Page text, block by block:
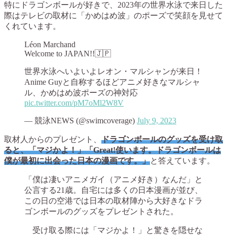
特にドラゴンボールが好きで、2023年の世界水泳で来日した
際はテレビの取材に「かめはめ波」のポーズで笑顔を見せて
くれています。
Léon Marchand
Welcome to JAPAN!!🇯🇵
世界水泳へいよいよレオン・マルシャンが来日！
Anime Guyと自称するほどアニメ好きなマルシャ
ル、かめはめ波ポーズの神対応
pic.twitter.com/pM7oMl2W8V
— 競泳NEWS (@swimcoverage) July 9, 2023
取材人からのプレゼント、 ドラゴンボールのグッズを受け取
ると、「マジかよ！」「Great!使います。ドラゴンボールは
僕が最初に出会った日本の漫画です。」と答えています。
「僕は凄いアニメガイ（アニメ好き）なんだ」と
公言する21歳。自宅には多くの日本漫画が並び、
この日の空港では日本の取材陣から大好きなドラ
ゴンボールのグッズをプレゼントされた。
受け取る際には「マジかよ！」と驚きを隠せな